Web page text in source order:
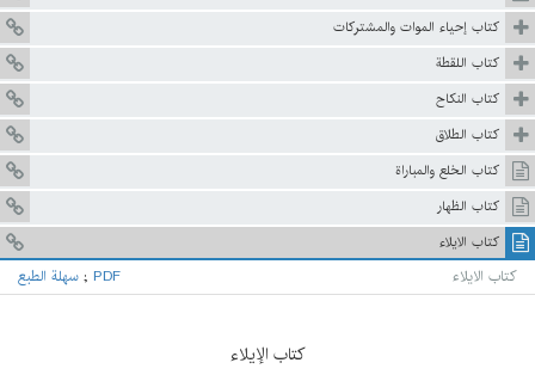
كتاب إحياء الموات والمشتركات
كتاب اللقطة
كتاب النكاح
كتاب الطلاق
كتاب الخلع والمباراة
كتاب الظهار
كتاب الايلاء
كتاب الايلاء سهلة الطبع ;PDF
كتاب الإيلاء